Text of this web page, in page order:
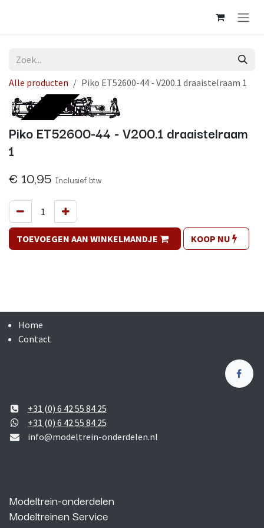
Alle producten Piko ET52600-44 - V200.1 draaistelraam 1
Op voorraad
Piko ET52600-44 - V200.1 draaistelraam
1
€ 10,95 Inclusief btw
TOEVOEGEN AAN WINKELMANDJE KOOP NU
Home
Contact
+31 (0) 6 42 55 84 25
+31 (0) 6 42 55 84 25
info@modeltrein-onderdelen.nl
Modeltrein-onderdelen
Modeltreinen Service